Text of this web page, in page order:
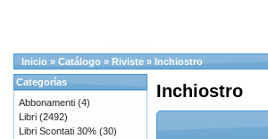
Inicio » Catálogo » Riviste » Inchiostro
Inchiostro
Categorías
Abbonamenti (4)
Libri (2492)
Libri Scontati 30% (30)